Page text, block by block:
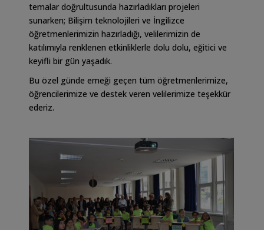
temalar doğrultusunda hazırladıkları projeleri
sunarken; Bilişim teknolojileri ve İngilizce
öğretmenlerimizin hazırladığı, velilerimizin de
katılımıyla renklenen etkinliklerle dolu dolu, eğitici ve
keyifli bir gün yaşadık.
Bu özel günde emeği geçen tüm öğretmenlerimize,
öğrencilerimize ve destek veren velilerimize teşekkür
ederiz.